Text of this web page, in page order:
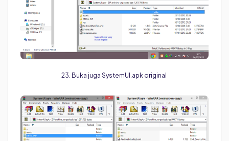
23. Buka juga SystemUI.apk original